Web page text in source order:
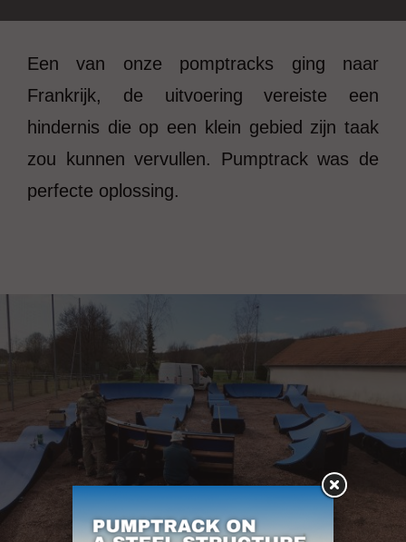
Een van onze pomptracks ging naar
Frankrijk, de uitvoering vereiste een
hindernis die op een klein gebied zijn taak
zou kunnen vervullen. Pumptrack was de
perfecte oplossing.